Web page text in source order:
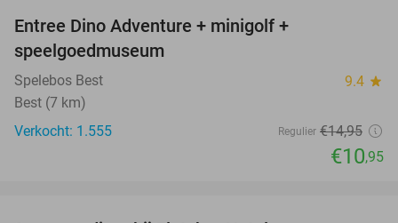
Entree Dino Adventure + minigolf +
speelgoedmuseum
Spelebos Best 9.4 star
Best (7 km)
Verkocht: 1.555
Regulier €14,95
€10,95